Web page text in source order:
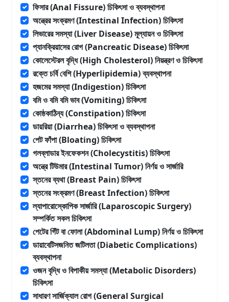
ফিসার (Anal Fissure) চিকিৎসা ও ব্যবস্থাপনা
অন্ত্রের সংক্রমণ (Intestinal Infection) চিকিৎসা
লিভারের সমস্যা (Liver Disease) মূল্যায়ন ও চিকিৎসা
প্যানক্রিয়াসের রোগ (Pancreatic Disease) চিকিৎসা
কোলেস্টেরল বৃদ্ধি (High Cholesterol) নিয়ন্ত্রণ ও চিকিৎসা
রক্তে চর্বি বেশি (Hyperlipidemia) ব্যবস্থাপনা
হজমের সমস্যা (Indigestion) চিকিৎসা
বমি ও বমি বমি ভাব (Vomiting) চিকিৎসা
কোষ্ঠকাঠিন্য (Constipation) চিকিৎসা
ডায়রিয়া (Diarrhea) চিকিৎসা ও ব্যবস্থাপনা
পেট ফাঁপা (Bloating) চিকিৎসা
গলব্লাডার ইনফেকশন (Cholecystitis) চিকিৎসা
অন্ত্রে টিউমার (Intestinal Tumor) নির্ণয় ও সার্জারি
স্তনের ব্যথা (Breast Pain) চিকিৎসা
স্তনের সংক্রমণ (Breast Infection) চিকিৎসা
ল্যাপারোস্কোপিক সার্জারি (Laparoscopic Surgery)
সম্পর্কিত সকল চিকিৎসা
পেটের গিঁট বা ফোলা (Abdominal Lump) নির্ণয় ও চিকিৎসা
ডায়াবেটিসজনিত জটিলতা (Diabetic Complications)
ব্যবস্থাপনা
ওজন বৃদ্ধি ও বিপাকীয় সমস্যা (Metabolic Disorders)
চিকিৎসা
সাধারণ সার্জিক্যাল রোগ (General Surgical